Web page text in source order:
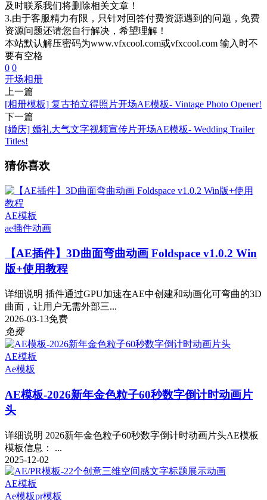
及时联系我们将删除相关文章！
3.由于客服精力有限，只针对回答付费资源遇到的问题，免费
资源问题还请您自行解决，希望理解！
本站默认解压密码为www.vfxcool.com或vfxcool.com 输入时不
要有空格
0 0
开场相册
上一篇
[相册模板] 复古拍立得照片开场AE模板- Vintage Photo Opener!
下一篇
[婚庆] 婚礼大气文字视频宣传片开场AE模板- Wedding Trailer
Titles!
猜你喜欢
AE模板
ae插件动画
【AE插件】3D曲面弯曲动画 Foldspace v1.0.2 Win
版+使用教程
详细说明 插件通过GPU加速在AE中创建和动画化可弯曲的3D
曲面，让用户无需外部三...
2026-03-13免费
免费
AE模板
Ae模板
AE模板-2026新年金色粒子60秒数字倒计时动画片
头
详细说明 2026新年金色粒子60秒数字倒计时动画片头AE模板
模板信息： ...
2025-12-02
AE模板
Ae模板pr模板